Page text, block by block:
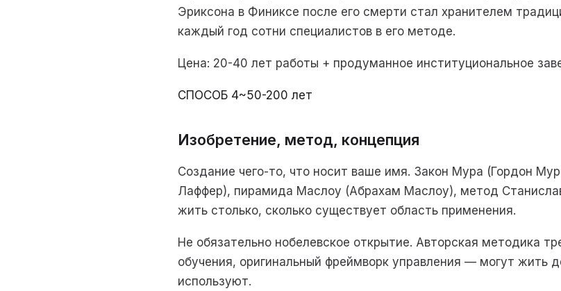
Эриксона в Финиксе после его смерти стал хранителем
каждый год сотни специалистов в его методе.
Цена: 20-40 лет работы + продуманное институциональное
СПОСОБ 4~50-200 лет
Изобретение, метод, концепция
Создание чего-то, что носит ваше имя. Закон Мура (Гордон
Лаффер), пирамида Маслоу (Абрахам Маслоу), метод
жить столько, сколько существует область применения.
Не обязательно нобелевское открытие. Авторская методика
обучения, оригинальный фреймворк управления — могут жить
используют.